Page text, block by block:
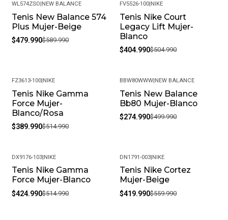
-19%
WL574ZSO|NEW BALANCE
Tenis New Balance 574
Plus Mujer-Beige
$479.990$589.990
-20%
FV5526-100|NIKE
Tenis Nike Court
Legacy Lift Mujer-
Blanco
$404.990$504.990
-24%
FZ3613-100|NIKE
Tenis Nike Gamma
Force Mujer-
Blanco/Rosa
$389.990$514.990
-45%
BBW80WWW|NEW BALANCE
Tenis New Balance
Bb80 Mujer-Blanco
$274.990$499.990
-17%
DX9176-103|NIKE
Tenis Nike Gamma
Force Mujer-Blanco
$424.990$514.990
-25%
DN1791-003|NIKE
Tenis Nike Cortez
Mujer-Beige
$419.990$559.990